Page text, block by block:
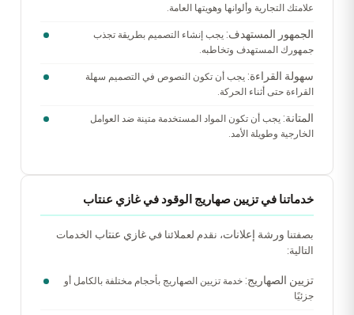
علامتك التجارية وألوانها وهويتها العامة.
الجمهور المستهدف: يجب إنشاء التصميم بطريقة تجذب
جمهورك المستهدف وتخاطبه.
سهولة القراءة: يجب أن تكون النصوص في التصميم سهلة
القراءة حتى أثناء الحركة.
المتانة: يجب أن تكون المواد المستخدمة متينة ضد العوامل
الخارجية وطويلة الأمد.
خدماتنا في تزيين صهاريج الوقود في غازي عنتاب
بصفتنا ورشة إعلانات، نقدم لعملائنا في غازي عنتاب الخدمات
التالية:
تزيين الصهاريج: خدمة تزيين الصهاريج بأحجام مختلفة بالكامل أو
جزئيًا